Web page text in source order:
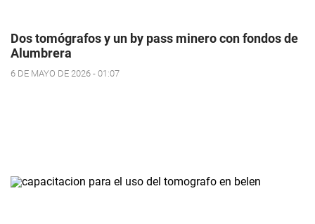
Dos tomógrafos y un by pass minero con fondos de
Alumbrera
6 DE MAYO DE 2026 - 01:07